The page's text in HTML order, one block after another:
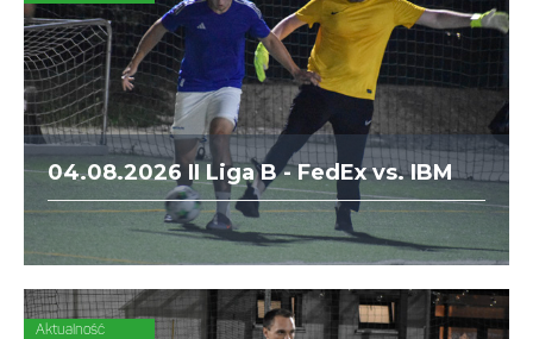
04.08.2026 II Liga B - FedEx vs. IBM
SWG
Aktualność